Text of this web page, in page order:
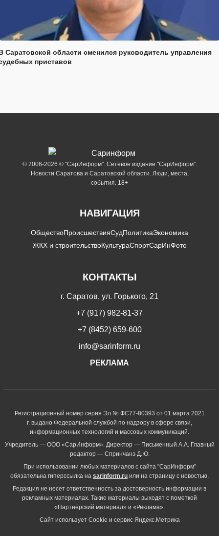
Саратовской области сменился руководитель управления
приставов
© 2006-2026 © "СарИнформ". Сетевое издание "СарИнформ".
Новости Саратова и Саратовской области. Люди, места,
события. 18+
НАВИГАЦИЯ
ОбществоПроисшествияСудПолитикаЭкономика
ЖКХ и строительствоКультураСпортСарИнФото
КОНТАКТЫ
г. Саратов, ул. Горького, 21
+7 (917) 982-81-37
+7 (8452) 659-600
info@sarinform.ru
РЕКЛАМА
Регистрационный номер серия Эл № ФС77-80393 от 01 марта 2021
г. выдано Федеральной службой по надзору в сфере связи,
информационных технологий и массовых коммуникаций.
Учредитель — ООО «СарИнформ». Директор — Письменный А.А. Главный
редактор — Спринчанэ Д.Ю.
При использовании любых материалов с сайта "СарИнформ"
обязательна гиперссылка на sarinform.ru или на страницу с новостью.
Редакция не несет ответственность за достоверность информации в
рекламных материалах. Такие материалы выходят с пометкой
«Партнёрский материал» и «Реклама».
Сайт использует Cookie и сервиc Яндекс.Метрика